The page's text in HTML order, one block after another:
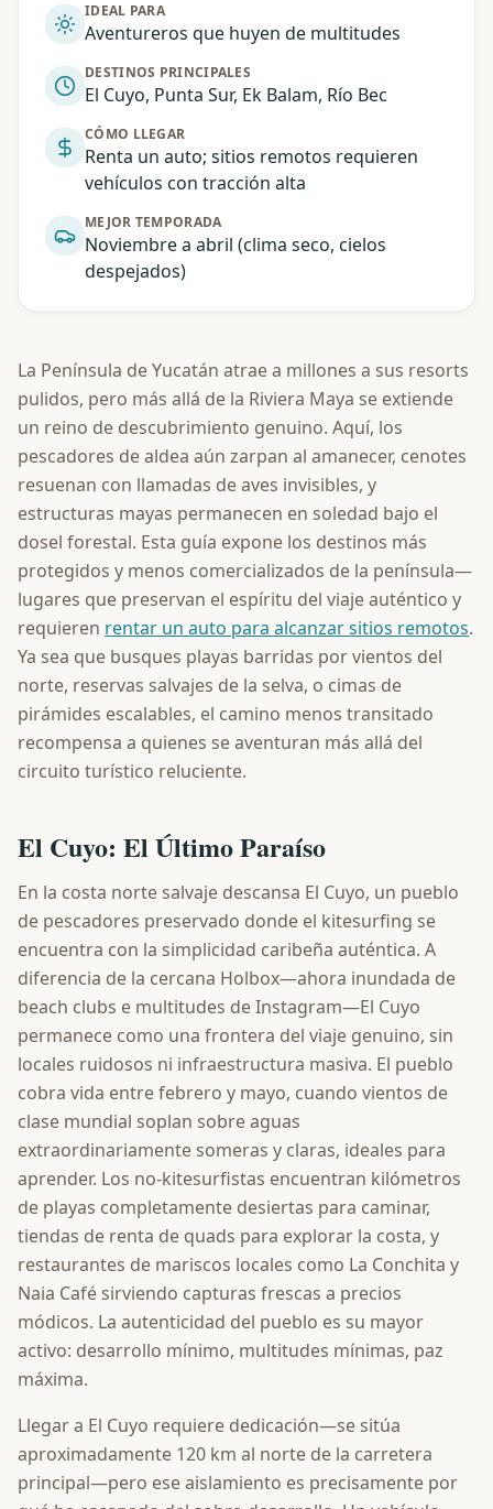
IDEAL PARA
Aventureros que huyen de multitudes
DESTINOS PRINCIPALES
El Cuyo, Punta Sur, Ek Balam, Río Bec
CÓMO LLEGAR
Renta un auto; sitios remotos requieren
vehículos con tracción alta
MEJOR TEMPORADA
Noviembre a abril (clima seco, cielos
despejados)
La Península de Yucatán atrae a millones a sus resorts
pulidos, pero más allá de la Riviera Maya se extiende
un reino de descubrimiento genuino. Aquí, los
pescadores de aldea aún zarpan al amanecer, cenotes
resuenan con llamadas de aves invisibles, y
estructuras mayas permanecen en soledad bajo el
dosel forestal. Esta guía expone los destinos más
protegidos y menos comercializados de la península—
lugares que preservan el espíritu del viaje auténtico y
requieren rentar un auto para alcanzar sitios remotos.
Ya sea que busques playas barridas por vientos del
norte, reservas salvajes de la selva, o cimas de
pirámides escalables, el camino menos transitado
recompensa a quienes se aventuran más allá del
circuito turístico reluciente.
El Cuyo: El Último Paraíso
En la costa norte salvaje descansa El Cuyo, un pueblo
de pescadores preservado donde el kitesurfing se
encuentra con la simplicidad caribeña auténtica. A
diferencia de la cercana Holbox—ahora inundada de
beach clubs e multitudes de Instagram—El Cuyo
permanece como una frontera del viaje genuino, sin
locales ruidosos ni infraestructura masiva. El pueblo
cobra vida entre febrero y mayo, cuando vientos de
clase mundial soplan sobre aguas
extraordinariamente someras y claras, ideales para
aprender. Los no-kitesurfistas encuentran kilómetros
de playas completamente desiertas para caminar,
tiendas de renta de quads para explorar la costa, y
restaurantes de mariscos locales como La Conchita y
Naia Café sirviendo capturas frescas a precios
módicos. La autenticidad del pueblo es su mayor
activo: desarrollo mínimo, multitudes mínimas, paz
máxima.
Llegar a El Cuyo requiere dedicación—se sitúa
aproximadamente 120 km al norte de la carretera
principal—pero ese aislamiento es precisamente por